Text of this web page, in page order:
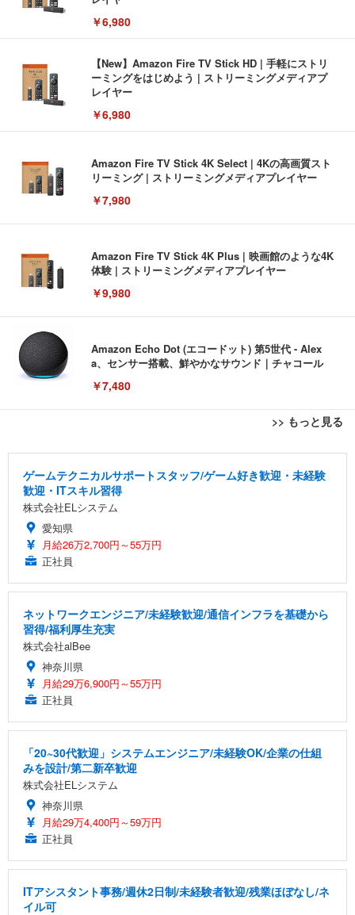
￥6,980
【New】Amazon Fire TV Stick HD | 手軽にストリ
ーミングをはじめよう | ストリーミングメディアプ
レイヤー
￥6,980
Amazon Fire TV Stick 4K Select | 4Kの高画質スト
リーミング | ストリーミングメディアプレイヤー
￥7,980
Amazon Fire TV Stick 4K Plus | 映画館のような4K
体験 | ストリーミングメディアプレイヤー
￥9,980
Amazon Echo Dot (エコードット) 第5世代 - Alex
a、センサー搭載、鮮やかなサウンド｜チャコール
￥7,480
>> もっと見る
[EdoErgo] オフィスチェア 椅子 テレワーク 疲れな
い 跳ね上げ式アームレスト コンパクト 約105度ロッ
キング pc 事務椅子 360度回転 座面昇降 強化ナイロ
ン樹脂ベース 通気性メッシュ 在宅ワーク H-WY01
(黒網+黒枠+黒足)
￥5,699
SIHOO B100 オフィスチェア／デスクチェア メッシ
￥27,999
Sezlife オフィスチェア デスクチェア 疲れない テレ
レスト 3Dヘッドレスト ハンガー付き 高反発クッシ
￥7,680
Sezlife オフィスチェア デスクチェア 疲れない テレ
ワーク チェア 強化バックレスト 30度ロッキング機
能 人間工学 椅子 腰サポート 90度跳ね上げ式アーム
レスト 3Dヘッドレスト ハンガー付き 高反発クッシ
ョン PCチェア 通気性メッシュ ゲーミング/勉強/事
￥7,680
ANDWINT オフィスチェア デスクチェア 肘なし メ
ト 幅52×奥行58.5×高さ84～96cm テレワーク 在宅
￥4,139
EIZO ビジネス向けプレミアムモニター | FlexScan
EV3240X-WT | 31.5型4K UHD・USB Type-C・ホワ
イト
￥105,595
EIZO ビジネス向けプレミアムモニター | FlexScan
￥109,572
￥49,979
【整備済み品】Dell E2724HS 27インチ 液晶モニタ
ー フルHD（1920×1080）VA 非光沢 HDMI/DisplayP
ort/VGA スピーカー内蔵 高さ調整 スイベル VESA対
応 ComfortView ビジネス向け
￥15,800
【MiniLED/24.5inch/280Hz/FHD】GRAPHT THE S
像低減 (3年保証 | 輝点保証 | 日本メーカー)
￥34,980
回使い捨て 無香料 ホワイト 300枚
￥3,373
Amazonベーシック ペットシーツ 厚型 ワイド 42枚
￥3,234
￥1,800
Smart Basic(スマートベーシック) 【Amazon.co.jp
限定】 Smart Basic アイリスオーヤマ ペットシーツ
超厚型 お徳用 ワイド 100枚入 (x 1) (ケース販売)
￥3,670
アイリスオーヤマ ペットシーツ 超厚型 お徳用 レギ
￥3,731
ゲームテクニカルサポートスタッフ/ゲーム好き歓迎・未経験
歓迎・ITスキル習得
株式会社ELシステム
愛知県
月給26万2,700円～55万円
正社員
ネットワークエンジニア/未経験歓迎/通信インフラを基礎から
習得/福利厚生充実
株式会社alBee
神奈川県
月給29万6,900円～55万円
正社員
「20~30代歓迎」システムエンジニア/未経験OK/企業の仕組
みを設計/第二新卒歓迎
株式会社ELシステム
神奈川県
月給29万4,400円～59万円
正社員
ITアシスタント事務/週休2日制/未経験者歓迎/残業ほぼなし/ネ
イル可